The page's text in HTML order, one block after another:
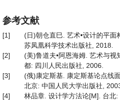
参考文献
[1]
(日)朝仓直巳. 艺术•设计的平
苏凤凰科学技术出版社, 2018.
[2]
(美)鲁道夫•阿恩海姆. 艺术与
都: 四川人民出版社, 2006.
[3]
(俄)康定斯基. 康定斯基论点线
北京: 中国人民大学出版社,
[4]
林品章. 设计学方法论[M]. 台北: